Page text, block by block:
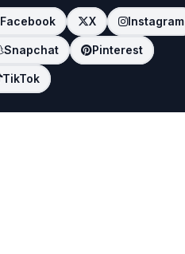
Facebook X Instagram
Snapchat Pinterest
TikTok